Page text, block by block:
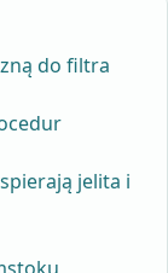
do filtra
jelita i